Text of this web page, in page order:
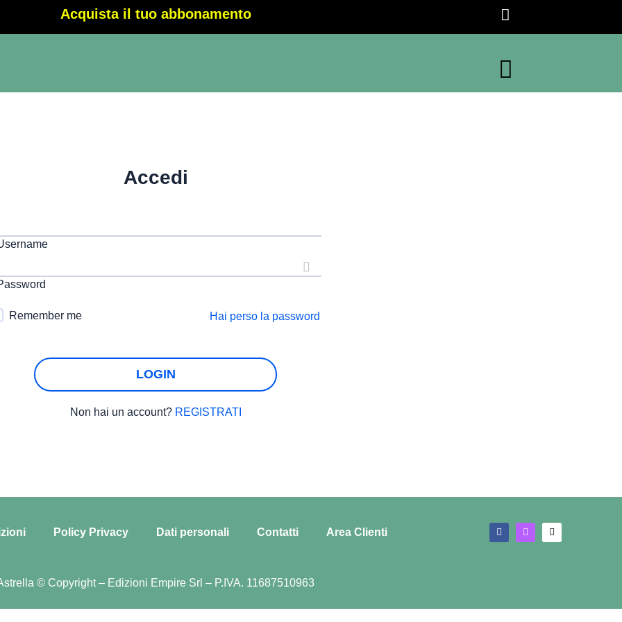
Acquista il tuo abbonamento
Accedi
Remember me
LOGIN
Hai perso la password
Non hai un account?REGISTRATI
Policy Privacy Dati personali Contatti Area Clienti
© Copyright – Edizioni Empire Srl – P.IVA. 11687510963